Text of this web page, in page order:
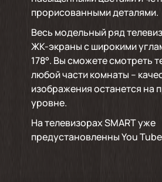
прорисованными деталями.
Весь модельный ряд
ЖК-экраны с широкими
178°. Вы сможете смотреть
любой части комнаты –
изображения останется на
уровне.
На телевизорах SMART уже
предустановленныYouTube